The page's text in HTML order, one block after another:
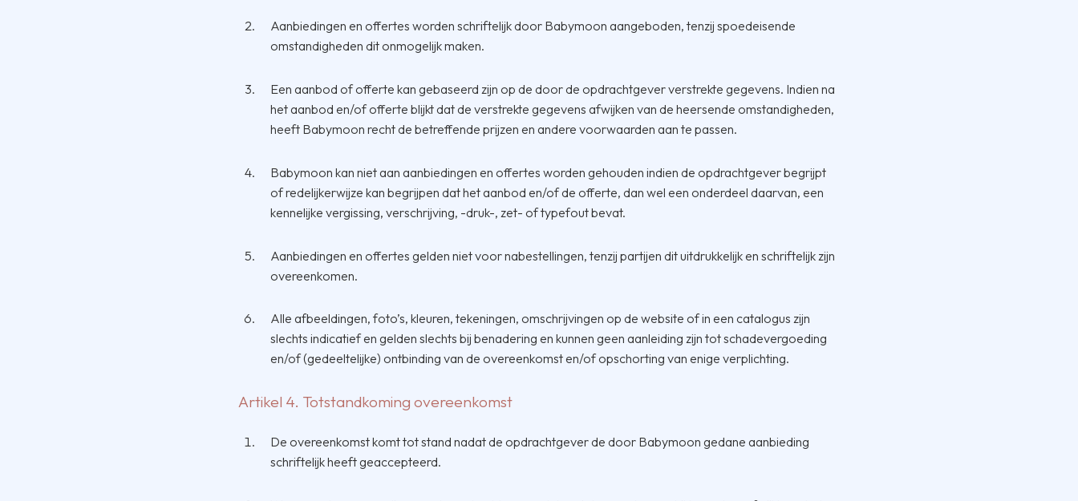
Aanbiedingen en offertes worden schriftelijk door Babymoon aangeboden, tenzij spoedeisende
omstandigheden dit onmogelijk maken.
Een aanbod of offerte kan gebaseerd zijn op de door de opdrachtgever verstrekte gegevens. Indien na
het aanbod en/of offerte blijkt dat de verstrekte gegevens afwijken van de heersende omstandigheden,
heeft Babymoon recht de betreffende prijzen en andere voorwaarden aan te passen.
Babymoon kan niet aan aanbiedingen en offertes worden gehouden indien de opdrachtgever begrijpt
of redelijkerwijze kan begrijpen dat het aanbod en/of de offerte, dan wel een onderdeel daarvan, een
kennelijke vergissing, verschrijving, -druk-, zet- of typefout bevat.
Aanbiedingen en offertes gelden niet voor nabestellingen, tenzij partijen dit uitdrukkelijk en schriftelijk zijn
overeenkomen.
Alle afbeeldingen, foto’s, kleuren, tekeningen, omschrijvingen op de website of in een catalogus zijn
slechts indicatief en gelden slechts bij benadering en kunnen geen aanleiding zijn tot schadevergoeding
en/of (gedeeltelijke) ontbinding van de overeenkomst en/of opschorting van enige verplichting.
Artikel 4. Totstandkoming overeenkomst
De overeenkomst komt tot stand nadat de opdrachtgever de door Babymoon gedane aanbieding
schriftelijk heeft geaccepteerd.